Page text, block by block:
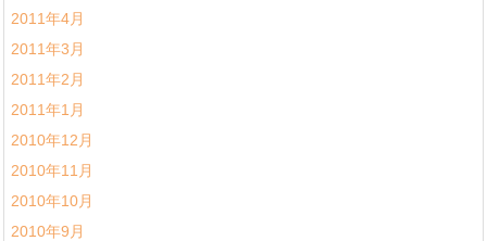
2011年4月
2011年3月
2011年2月
2011年1月
2010年12月
2010年11月
2010年10月
2010年9月